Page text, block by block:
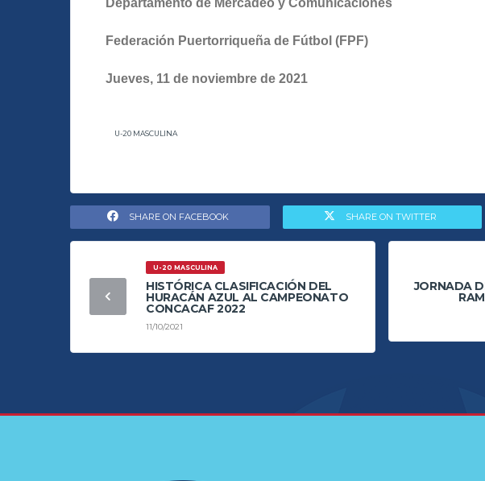
Departamento de Mercadeo y Comunicaciones
Federación Puertorriqueña de Fútbol (FPF)
Jueves, 11 de noviembre de 2021
U-20 MASCULINA
SHARE ON FACEBOOK SHARE ON TWITTER
U-20 MASCULINA
HISTÓRICA CLASIFICACIÓN DEL
HURACÁN AZUL AL CAMPEONATO
CONCACAF 2022
11/10/2021
JORNADA